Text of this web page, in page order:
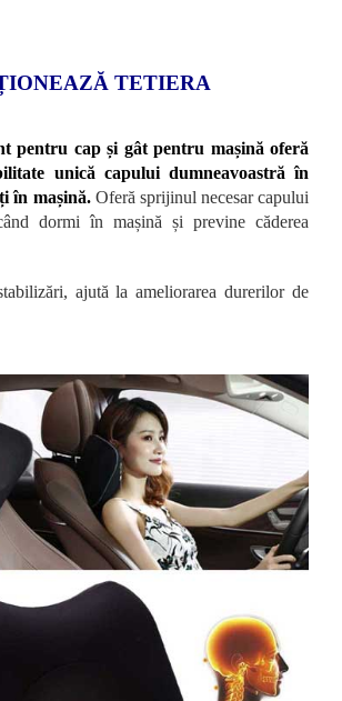
TETIERA
pentru cap și gât pentru mașină oferă
unică capului dumneavoastră în
în mașină.Oferă sprijinul necesar capului
dormi în mașină și previne căderea
ajută la ameliorarea durerilor de